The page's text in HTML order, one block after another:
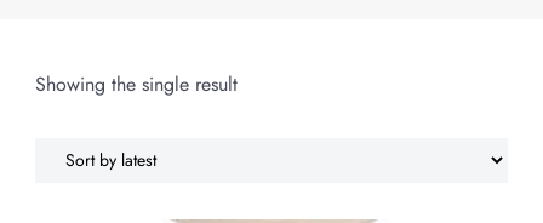
Showing the single result